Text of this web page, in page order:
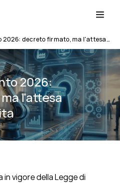
Iperammortamento 2026: decreto firmato, ma l'attesa non è ancora finita
2026:
l'attesa
vigore della Legge di